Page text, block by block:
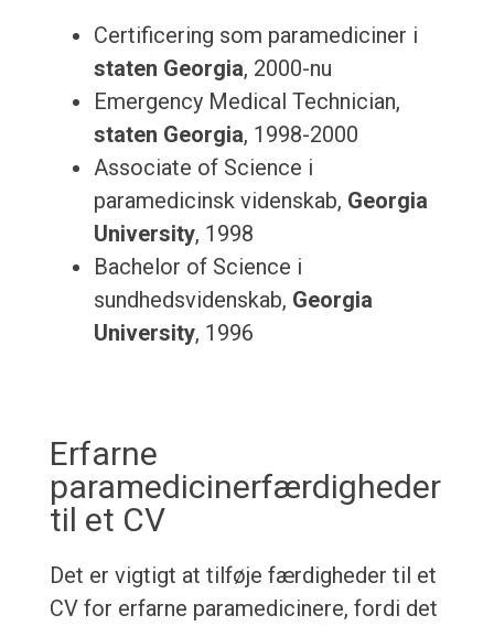
Certificering som paramediciner i
staten Georgia, 2000-nu
Emergency Medical Technician,
staten Georgia, 1998-2000
Associate of Science i
paramedicinsk videnskab, Georgia
University, 1998
Bachelor of Science i
sundhedsvidenskab, Georgia
University, 1996
Erfarne
paramedicinerfærdigheder
til et CV
Det er vigtigt at tilføje færdigheder til et
CV for erfarne paramedicinere, fordi det